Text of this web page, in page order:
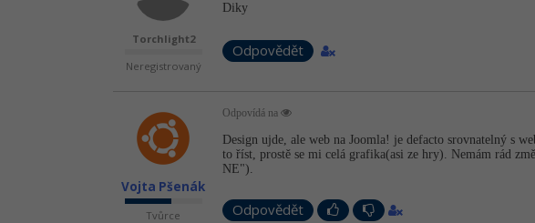
Torchlight2
Neregistrovaný
Diky
Odpovědět
Vojta Pšenák
Tvůrce
Odpovídá na
Design ujde, ale web na Joomla! je defacto srovnatelný s
to říst, prostě se mi celá grafika(asi ze hry). Nemám rád
NE").
Odpovědět